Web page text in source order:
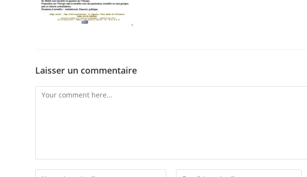
Laisser un commentaire